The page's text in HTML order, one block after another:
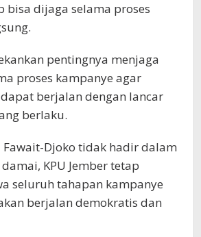
bisa dijaga selama proses
pentingnya menjaga
proses kampanye agar
berjalan dengan lancar
berlaku.
Djoko tidak hadir dalam
KPU Jember tetap
seluruh tahapan kampanye
berjalan demokratis dan